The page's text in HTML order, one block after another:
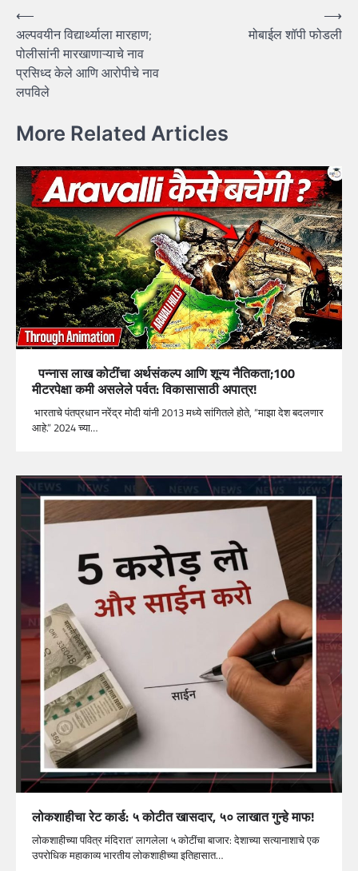
Post
navigation
⟵
अल्पवयीन विद्यार्थ्याला मारहाण;
पोलीसांनी मारखाणाऱ्याचे नाव
प्रसिध्द केले आणि आरोपीचे नाव
लपविले
मोबाईल शॉपी फोडली
⟶
More Related Articles
पन्नास लाख कोटींचा अर्थसंकल्प आणि शून्य नैतिकता;100
मीटरपेक्षा कमी असलेले पर्वत: विकासासाठी अपात्र!
भारताचे पंतप्रधान नरेंद्र मोदी यांनी 2013 मध्ये सांगितले होते, “माझा देश बदलणार
आहे.” 2024 च्या…
लोकशाहीचा रेट कार्ड: ५ कोटीत खासदार, ५० लाखात गुन्हे माफ!
लोकशाहीच्या पवित्र मंदिरात’ लागलेला ५ कोटींचा बाजार: देशाच्या सत्यानाशाचे एक
उपरोधिक महाकाव्य भारतीय लोकशाहीच्या इतिहासात…